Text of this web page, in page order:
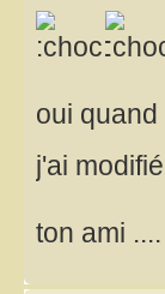
oui
j'ai
ton ami ....